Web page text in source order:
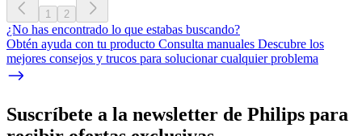
1 2
¿No has encontrado lo que estabas buscando?
Obtén ayuda con tu producto Consulta manuales Descubre los
mejores consejos y trucos para solucionar cualquier problema
Suscríbete a la newsletter de Philips para